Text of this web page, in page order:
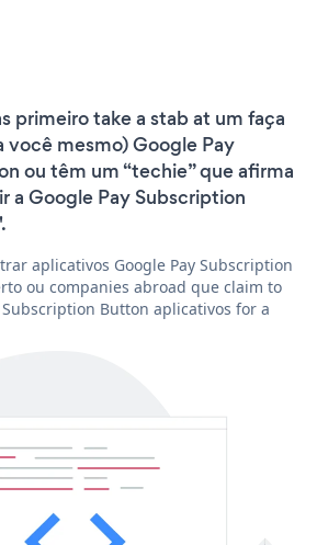
primeiro take a stab at um faça
você mesmo) Google Pay
ou têm um “techie” que afirma
a Google Pay Subscription
aplicativos Google Pay Subscription
ou companies abroad que claim to
Button aplicativos for a